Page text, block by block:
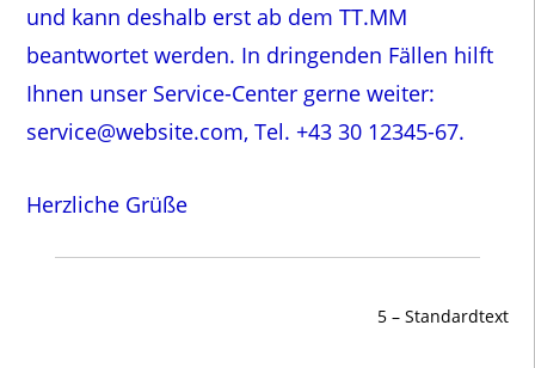
und kann deshalb erst ab dem TT.MM
beantwortet werden. In dringenden Fällen hilft
Ihnen unser Service-Center gerne weiter:
service@website.com, Tel. +43 30 12345-67.
Herzliche Grüße
5 – Standardtext